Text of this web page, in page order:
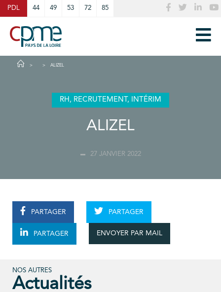
PDL 44 49 53 72 85
ALIZEL
RH, RECRUTEMENT, INTÉRIM
ALIZEL
27 JANVIER 2022
PARTAGER PARTAGER
PARTAGER ENVOYER PAR MAIL
NOS AUTRES
Actualités
Cookies management panel